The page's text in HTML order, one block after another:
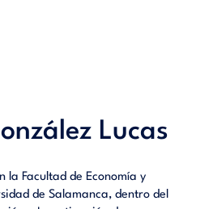
Lucas
la Facultad de Economía y
de Salamanca, dentro del